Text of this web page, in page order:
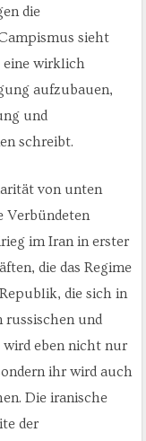
die
sieht
eine wirklich
aufzubauen,
und
schreibt.
von unten
Verbündeten
im Iran in erster
die das Regime
die sich in
russischen und
eben nicht nur
ihr wird auch
Die iranische
der